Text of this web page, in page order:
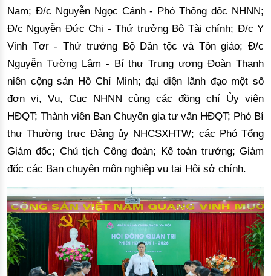
Nam; Đ/c Nguyễn Ngọc Cảnh - Phó Thống đốc NHNN;
Đ/c Nguyễn Đức Chi - Thứ trưởng Bộ Tài chính; Đ/c Y
Vinh Tơr - Thứ trưởng Bộ Dân tộc và Tôn giáo; Đ/c
Nguyễn Tường Lâm - Bí thư Trung ương Đoàn Thanh
niên cộng sản Hồ Chí Minh; đại diện lãnh đạo một số
đơn vị, Vụ, Cục NHNN cùng các đồng chí Ủy viên
HĐQT; Thành viên Ban Chuyên gia tư vấn HĐQT; Phó Bí
thư Thường trực Đảng ủy NHCSXHTW; các Phó Tổng
Giám đốc; Chủ tịch Công đoàn; Kế toán trưởng; Giám
đốc các Ban chuyên môn nghiệp vụ tại Hội sở chính.